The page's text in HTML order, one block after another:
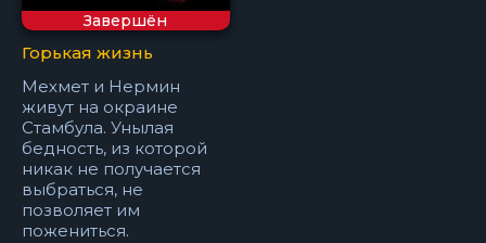
Завершён
Горькая жизнь
Мехмет и Нермин
живут на окраине
Стамбула. Унылая
бедность, из которой
никак не получается
выбраться, не
позволяет им
пожениться.